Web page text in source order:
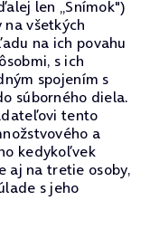
len „Snímok")
všetkých
na ich povahu
s ich
spojením s
súborného diela.
tento
a
kedykoľvek
aj na tretie osoby,
s jeho